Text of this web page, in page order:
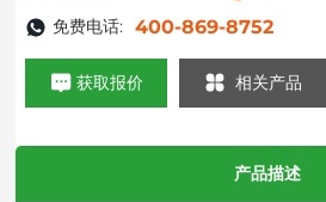
免费电话: 400-869-8752
获取报价 相关产品
产品描述